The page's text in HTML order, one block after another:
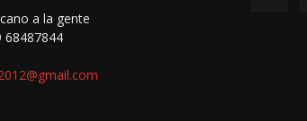
a la gente
68487844